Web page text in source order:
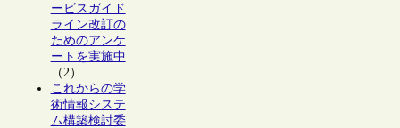
ービスガイド
ライン改訂の
ためのアンケ
ートを実施中
（2）
これからの学
術情報システ
ム構築検討委